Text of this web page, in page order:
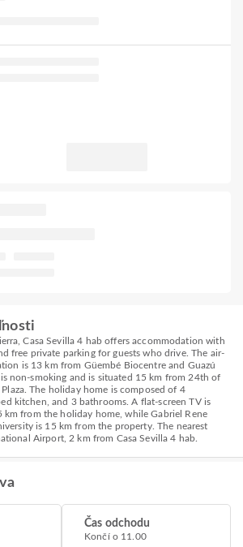
Casa Sevilla 4 hab offers accommodation with
free private parking for guests who drive. The air-
is 13 km from Güembé Biocentre and Guazú
non-smoking and is situated 15 km from 24th of
The holiday home is composed of 4
kitchen, and 3 bathrooms. A flat-screen TV is
km from the holiday home, while Gabriel Rene
is 15 km from the property. The nearest
Airport, 2 km from Casa Sevilla 4 hab.
Čas odchodu
Končí o 11.00